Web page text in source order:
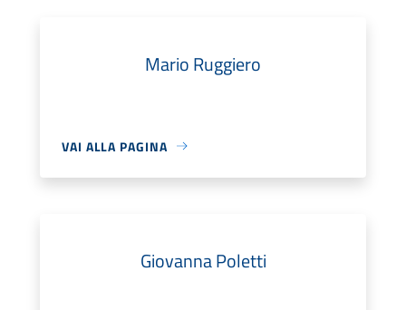
Mario Ruggiero
VAI ALLA PAGINA
Giovanna Poletti